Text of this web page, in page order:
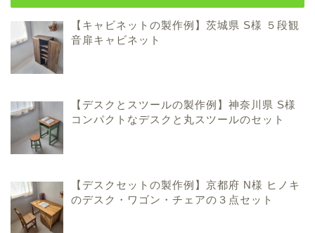
【キャビネットの製作例】茨城県 S様 ５段観
音扉キャビネット
【デスクとスツールの製作例】神奈川県 S様
コンパクトなデスクと丸スツールのセット
【デスクセットの製作例】京都府 N様 ヒノキ
のデスク・ワゴン・チェアの３点セット